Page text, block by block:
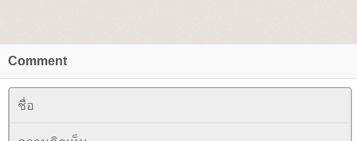
Comment